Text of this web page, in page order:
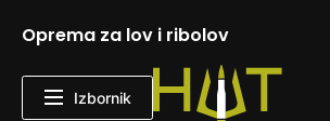
Oprema za lov i ribolov
Izbornik